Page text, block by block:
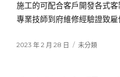
施工的可配合客戶開發各式
專業技師到府維修經驗證致雇
發
2023 年 2 月 28 日
分
未分類